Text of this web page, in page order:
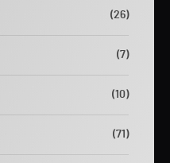
(26)
(7)
(10)
(71)